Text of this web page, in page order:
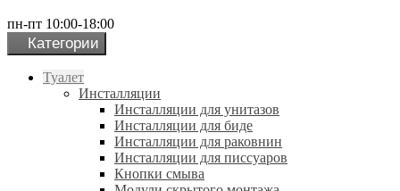
пн-пт 10:00-18:00
Категории
Туалет
Инсталляции
Инсталляции для унитазов
Инсталляции для биде
Инсталляции для раковнин
Инсталляции для писсуаров
Кнопки смыва